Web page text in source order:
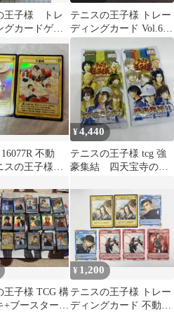
王子様 トレ
グカードゲー
軍団不動峰」
セット
テニスの王子様 トレー
ディングカード Vol.6
未開封パック
不動
スの王子様
¥4,440
テニスの王子様 tcg 強
豪集結 四天宝寺の実
開封】
王子様 TCG 構
+ブースターパ
¥ 1,200
テニスの王子様 トレー
ディングカード 不動峰